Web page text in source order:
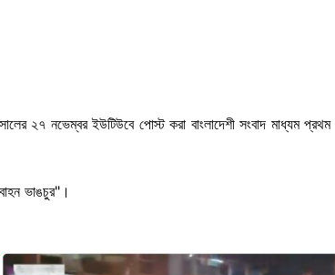
২৭ নভেম্বর ইউটিউবে পোস্ট করা বাংলাদেশী সংবাদ মাধ্যম
ভাঙচুর"।